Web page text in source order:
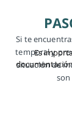
Si te
temporal y
situación de
son
Es